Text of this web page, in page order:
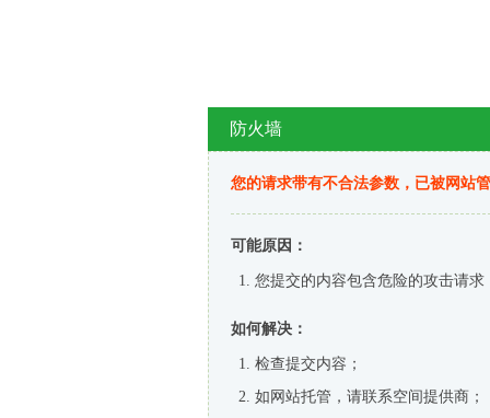
防火墙
您的请求带有不合法参数，已被网站
可能原因：
您提交的内容包含危险的攻击请求
如何解决：
检查提交内容；
如网站托管，请联系空间提供商；